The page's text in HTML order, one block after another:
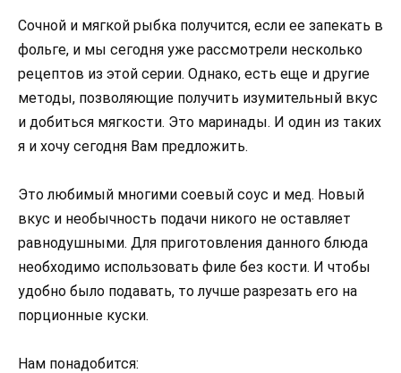
Сочной и мягкой рыбка получится, если ее запекать в
фольге, и мы сегодня уже рассмотрели несколько
рецептов из этой серии. Однако, есть еще и другие
методы, позволяющие получить изумительный вкус
и добиться мягкости. Это маринады. И один из таких
я и хочу сегодня Вам предложить.
Это любимый многими соевый соус и мед. Новый
вкус и необычность подачи никого не оставляет
равнодушными. Для приготовления данного блюда
необходимо использовать филе без кости. И чтобы
удобно было подавать, то лучше разрезать его на
порционные куски.
Нам понадобится: